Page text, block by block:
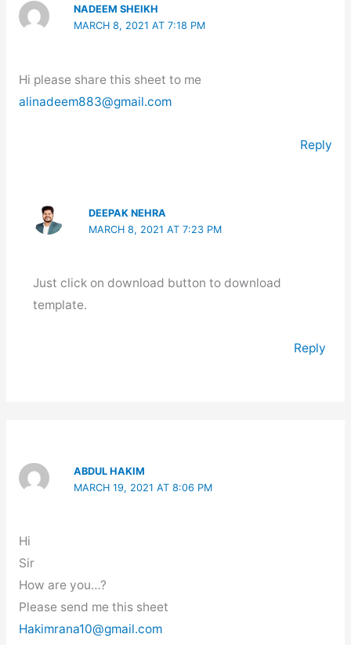
NADEEM SHEIKH
MARCH 8, 2021 AT 7:18 PM
Hi please share this sheet to me
alinadeem883@gmail.com
Reply
DEEPAK NEHRA
MARCH 8, 2021 AT 7:23 PM
Just click on download button to download
template.
Reply
ABDUL HAKIM
MARCH 19, 2021 AT 8:06 PM
Hi
Sir
How are you…?
Please send me this sheet
Hakimrana10@gmail.com